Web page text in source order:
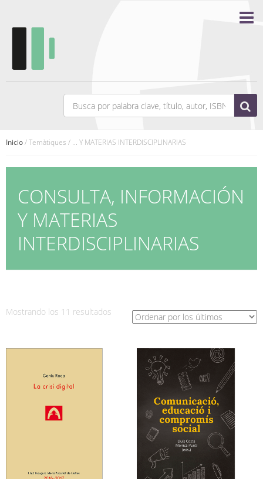
Inicio/ Temàtiques / ... Y MATERIAS INTERDISCIPLINARIAS
CONSULTA, INFORMACIÓN
Y MATERIAS
INTERDISCIPLINARIAS
Mostrando los 11 resultados Ordenado
últimos